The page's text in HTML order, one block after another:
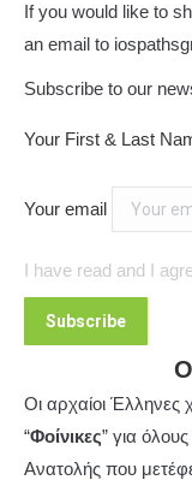
If you would like to
an email to
Subscribe to our
Your First & Last
Your email
I have read and I
Οι αρχαίοι Έλληνες
“Φοίνικες” για
Ανατολής που